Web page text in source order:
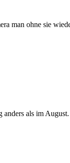
man ohne sie
anders als im August.